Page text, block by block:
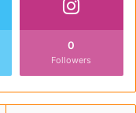
0
Followers